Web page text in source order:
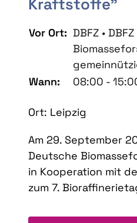
Kraftstoffe"
Vor Ort: DBFZ •
Wann:
08:00 -
Ort: Leipzig
Am 29. September
Deutsche
in Kooperation mit
zum 7.